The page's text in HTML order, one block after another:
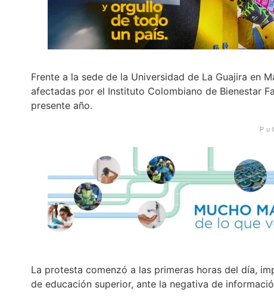
Frente a la sede de la Universidad de La Guajira en
afectadas por el Instituto Colombiano de Bienestar
presente año.
La protesta comenzó a las primeras horas del día,
de educación superior, ante la negativa de